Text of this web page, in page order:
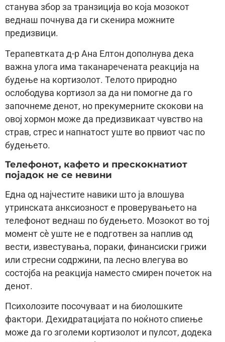
станува збор за транзиција во која мозокот
веднаш почнува да ги скенира можните
предизвици.
Терапевтката д-р Ана Елтон дополнува дека
важна улога има таканаречената реакција на
будење на кортизолот. Телото природно
ослободува кортизол за да ни помогне да го
започнеме денот, но прекумерните скокови на
овој хормон може да предизвикаат чувство на
страв, стрес и напнатост уште во првиот час по
будењето.
Телефонот, кафето и прескокнатиот
појадок не се невини
Една од најчестите навики што ја влошува
утринската анксиозност е проверувањето на
телефонот веднаш по будењето. Мозокот во тој
момент сè уште не е подготвен за наплив од
вести, известувања, пораки, финансиски грижи
или стресни содржини, па лесно влегува во
состојба на реакција наместо смирен почеток на
денот.
Психолозите посочуваат и на биолошките
фактори. Дехидратацијата по ноќното спиење
може да го зголеми кортизолот и пулсот, додека